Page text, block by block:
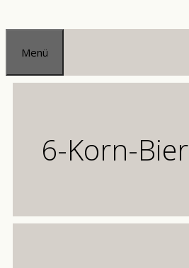
Zum
Inhalt
springen
Menü
6-Korn-Bier